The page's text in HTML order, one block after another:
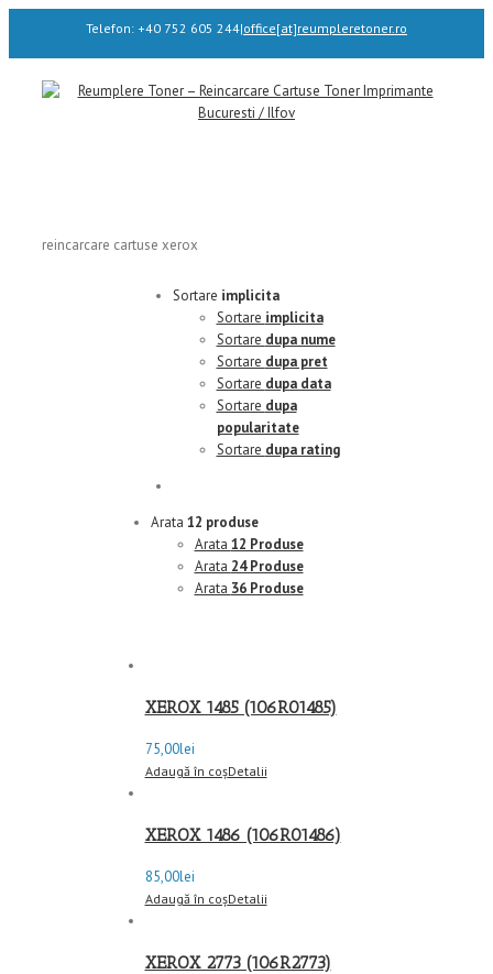
Telefon: +40 752 605 244|office[at]reumpleretoner.ro
reincarcare cartuse xerox
Sortare implicita
Sortare implicita
Sortare dupa nume
Sortare dupa pret
Sortare dupa data
Sortare dupa
popularitate
Sortare dupa rating
Arata 12 produse
Arata 12 Produse
Arata 24 Produse
Arata 36 Produse
XEROX 1485 (106R01485)
75,00lei
Adaugă în coșDetalii
XEROX 1486 (106R01486)
85,00lei
Adaugă în coșDetalii
XEROX 2773 (106R2773)